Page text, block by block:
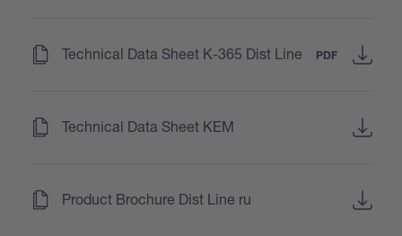
Technical Data Sheet K-365 Dist Line PDF
Technical Data Sheet KEM
Product Brochure Dist Line ru